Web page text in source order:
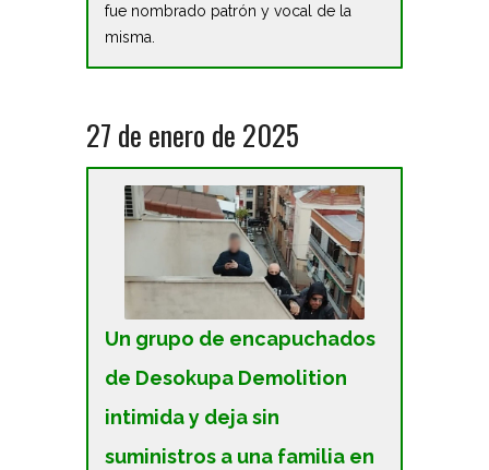
fue nombrado patrón y vocal de la
misma.
27 de enero de 2025
Un grupo de encapuchados
de Desokupa Demolition
intimida y deja sin
suministros a una familia en